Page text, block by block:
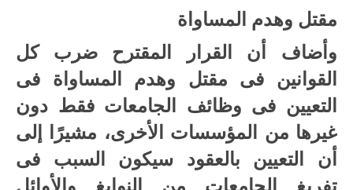
مقتل وهدم المساواة
وأضاف أن القرار المقترح ضرب كل
القوانين فى مقتل وهدم المساواة فى
التعيين فى وظائف الجامعات فقط دون
غيرها من المؤسسات الأخرى، مشيرًا إلى
أن التعيين بالعقود سيكون السبب فى